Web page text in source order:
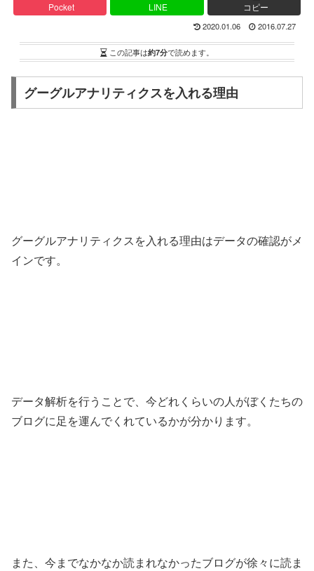
Pocket LINE コピー
2020.01.06 2016.07.27
この記事は約7分で読めます。
グーグルアナリティクスを入れる理由
グーグルアナリティクスを入れる理由はデータの確認がメ
インです。
データ解析を行うことで、今どれくらいの人がぼくたちの
ブログに足を運んでくれているかが分かります。
また、今までなかなか読まれなかったブログが徐々に読ま